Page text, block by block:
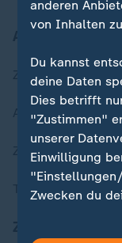
Zuletzt
Aktuelle
ZDFheute Stories
Themen im
anderen
von Inhalten
Du kannst
deine Daten
Dies betrifft
"Zustimmen"
unserer
Einwilligung
Zwecken du